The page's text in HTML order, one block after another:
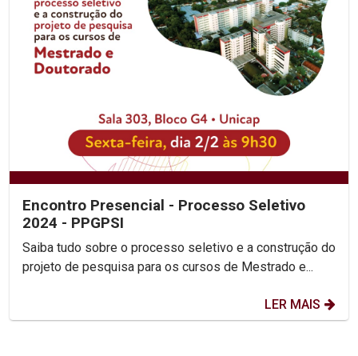
Encontro Presencial - Processo Seletivo
2024 - PPGPSI
Saiba tudo sobre o processo seletivo e a construção do
projeto de pesquisa para os cursos de Mestrado e...
LER MAIS